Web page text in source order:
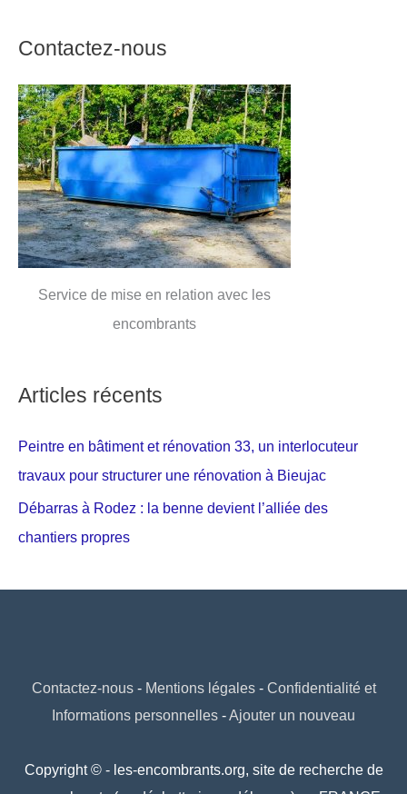
Contactez-nous
Service de mise en relation avec les
encombrants
Articles récents
Peintre en bâtiment et rénovation 33, un interlocuteur
travaux pour structurer une rénovation à Bieujac
Débarras à Rodez : la benne devient l’alliée des
chantiers propres
Contactez-nous- Mentions légales- Confidentialité et
Informations personnelles -Ajouter un nouveau
Copyright © - les-encombrants.org, site de recherche de